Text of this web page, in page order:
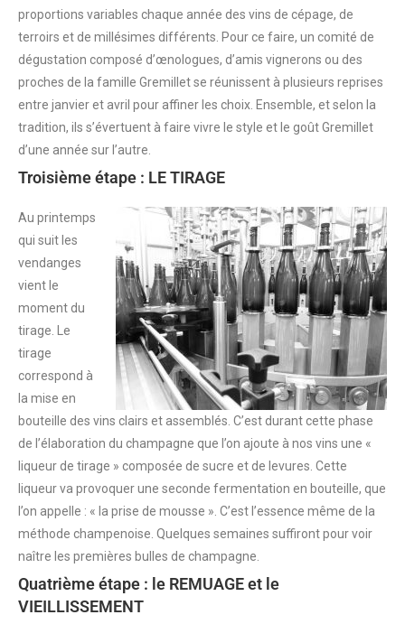
proportions variables chaque année des vins de cépage, de
terroirs et de millésimes différents. Pour ce faire, un comité de
dégustation composé d’œnologues, d’amis vignerons ou des
proches de la famille Gremillet se réunissent à plusieurs reprises
entre janvier et avril pour affiner les choix. Ensemble, et selon la
tradition, ils s’évertuent à faire vivre le style et le goût Gremillet
d’une année sur l’autre.
Troisième étape : LE TIRAGE
Au printemps
qui suit les
vendanges
vient le
moment du
tirage. Le
tirage
correspond à
la mise en
bouteille des vins clairs et assemblés. C’est durant cette phase
de l’élaboration du champagne que l’on ajoute à nos vins une «
liqueur de tirage » composée de sucre et de levures. Cette
liqueur va provoquer une seconde fermentation en bouteille, que
l’on appelle : « la prise de mousse ». C’est l’essence même de la
méthode champenoise. Quelques semaines suffiront pour voir
naître les premières bulles de champagne.
Quatrième étape : le REMUAGE et le
VIEILLISSEMENT